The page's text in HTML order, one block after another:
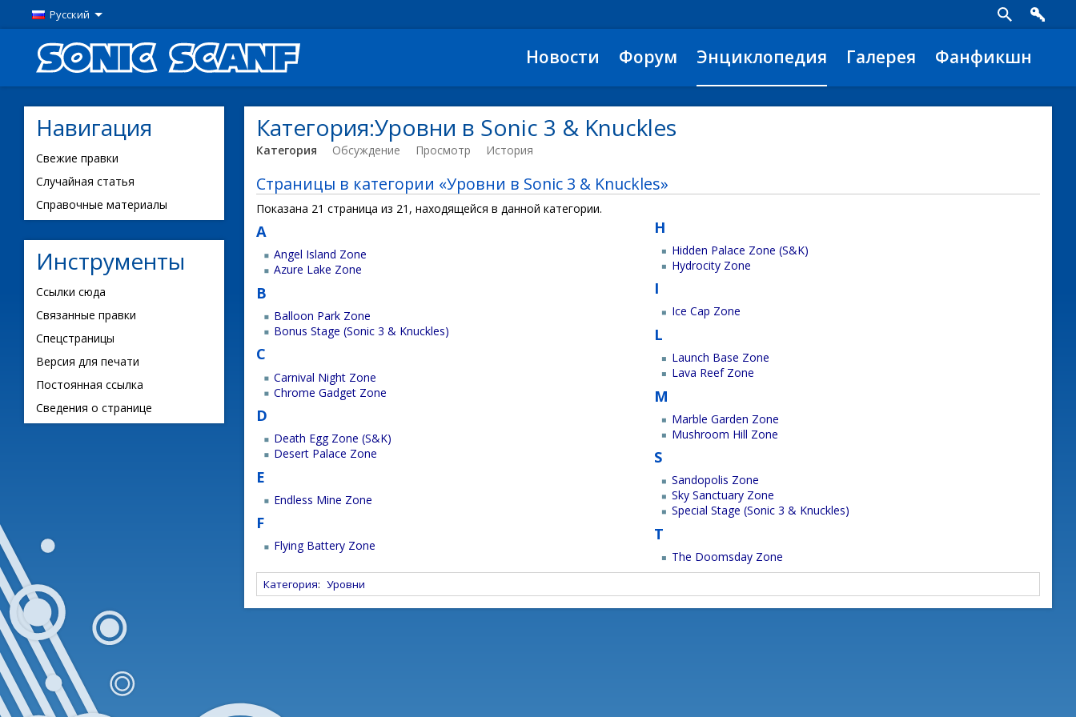
Русский
Новости Форум Энциклопедия Галерея Фанфикшн
Навигация
Свежие правки
Случайная статья
Справочные материалы
Инструменты
Ссылки сюда
Связанные правки
Спецстраницы
Версия для печати
Постоянная ссылка
Сведения о странице
Категория:Уровни в Sonic 3 & Knuckles
Категория Обсуждение Просмотр История
Страницы в категории «Уровни в Sonic 3 & Knuckles»
Показана 21 страница из 21, находящейся в данной категории.
A
Angel Island Zone
Azure Lake Zone
B
Balloon Park Zone
Bonus Stage (Sonic 3 & Knuckles)
C
Carnival Night Zone
Chrome Gadget Zone
D
Death Egg Zone (S&K)
Desert Palace Zone
E
Endless Mine Zone
F
Flying Battery Zone
H
Hidden Palace Zone (S&K)
Hydrocity Zone
I
Ice Cap Zone
L
Launch Base Zone
Lava Reef Zone
M
Marble Garden Zone
Mushroom Hill Zone
S
Sandopolis Zone
Sky Sanctuary Zone
Special Stage (Sonic 3 & Knuckles)
T
The Doomsday Zone
Категория: Уровни